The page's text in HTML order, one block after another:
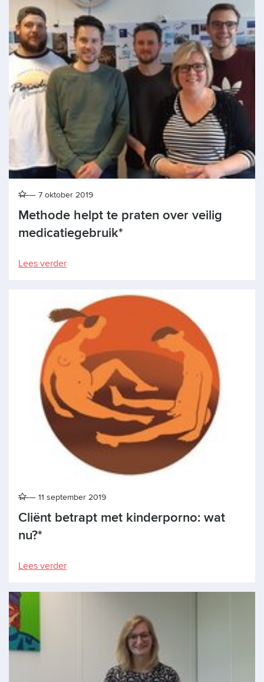
Methode helpt te praten over veilig
medicatiegebruik*
7 oktober 2019
Lees verder
Cliënt betrapt met kinderporno: wat
nu?*
11 september 2019
Lees verder